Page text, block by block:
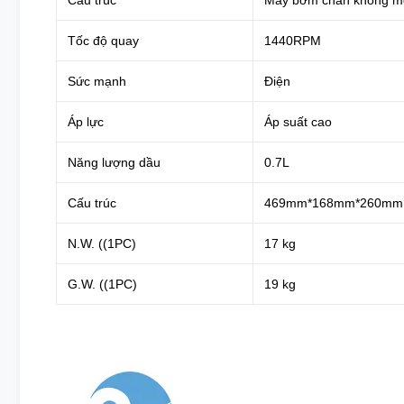
Tốc độ quay 1440RPM
Sức mạnh Điện
Áp lực Áp suất cao
Năng lượng dầu 0.7L
Cấu trúc 469mm*168mm*260mm
N.W. ((1PC) 17 kg
G.W. ((1PC) 19 kg